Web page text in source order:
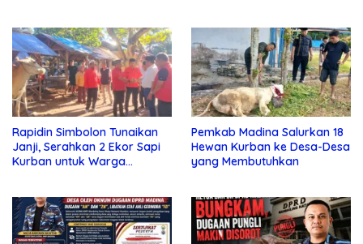
Rapidin Simbolon Tunaikan
Janji, Serahkan 2 Ekor Sapi
Kurban untuk Warga
Pemkab Madina Salurkan 18
Hewan Kurban ke Desa-Desa
yang Membutuhkan